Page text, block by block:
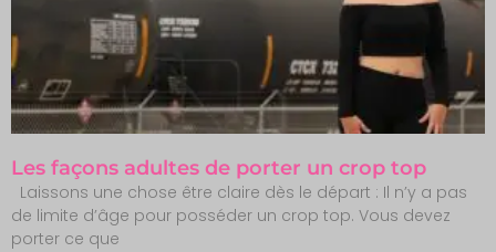
Les façons adultes de porter un crop top
Laissons une chose être claire dès le départ : Il n’y a pas
de limite d’âge pour posséder un crop top. Vous devez
porter ce que